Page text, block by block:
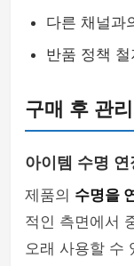
다른 채널과
반품 정책
구매 후 관
아이템 수명 연
제품의 수명을
적인 측면에서
오래 사용할 수